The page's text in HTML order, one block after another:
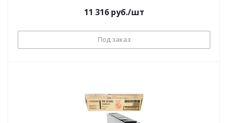
11 316руб./шт
Под заказ